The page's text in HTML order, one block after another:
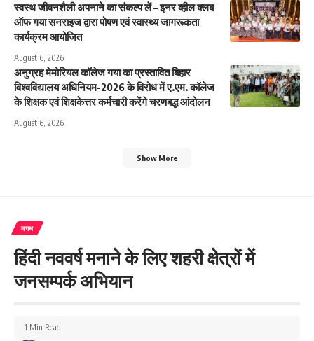
स्वस्थ जीवनशैली अपनाने का संकल्प लें – इनर व्हील क्लब
ऑफ गया सनराइज द्वारा पोषण एवं स्वास्थ्य जागरूकता
कार्यक्रम आयोजित
August 6, 2026
अनुग्रह मेमोरियल कॉलेज गया का प्रस्तावित बिहार
विश्वविद्यालय अधिनियम-2026 के विरोध में ए.एम. कॉलेज
के शिक्षक एवं शिक्षकेत्तर कर्मचारी करेंगे चरणबद्ध आंदोलन
August 6, 2026
Show More
मगध
हिंदी नववर्ष मनाने के लिए शहरी क्षेत्रों में
जनसम्पर्क अभियान
1 Min Read